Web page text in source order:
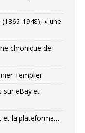
1948), « une
chronique de
Templier
sur eBay et
et la plateforme…